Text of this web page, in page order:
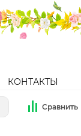
КОНТАКТЫ
Сравнить